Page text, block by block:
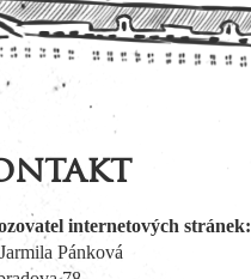
internetových stránek:
Pánková